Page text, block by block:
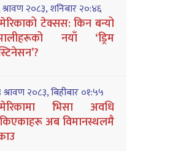
२०८३, शनिबार २०:४६
टेक्सस: किन बन्यो
नयाँ ‘ड्रिम
२०८३, बिहीबार ०१:५५
भिसा अवधि
अब विमानस्थलमै